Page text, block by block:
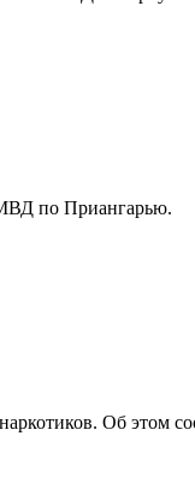
по Приангарью.
Об этом